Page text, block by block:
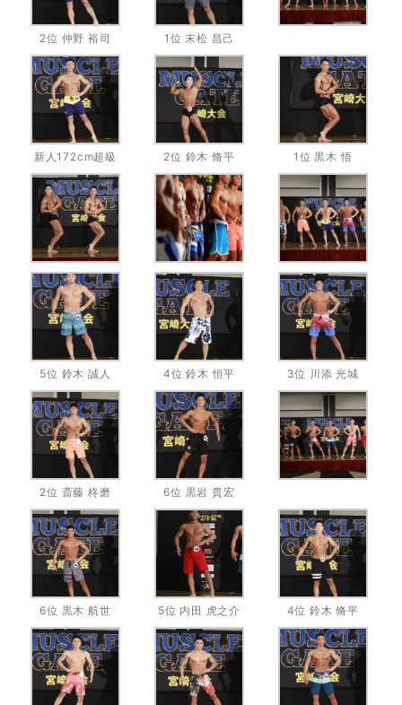
2位 仲野 裕司 1位 末松 昌己
新人172cm超級 2位 鈴木 脩平 1位 黒木 悟
5位 鈴木 誠人 4位 鈴木 恒平 3位 川添 光城
2位 斎藤 柊磨 6位 黒岩 貴宏
6位 黒木 航世 5位 内田 虎之介 4位 鈴木 脩平